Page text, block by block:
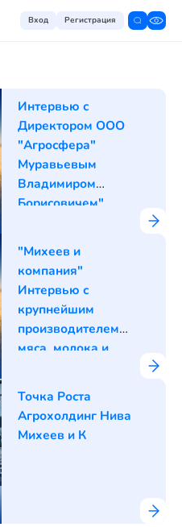
Вход Регистрация
Интервью с
Директором ООО
"Агросфера"
Муравьевым
Владимиром
Борисовичем"
"Михеев и
компания"
Интервью с
крупнейшим
производителем
мяса, молока и
Точка Роста
Агрохолдинг Нива
Михеев и К